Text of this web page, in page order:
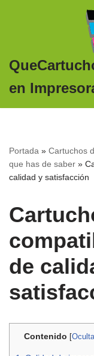
contenido
en
Portada » Cartuchos
que has de saber »
calidad y satisfacción
de
Contenido [